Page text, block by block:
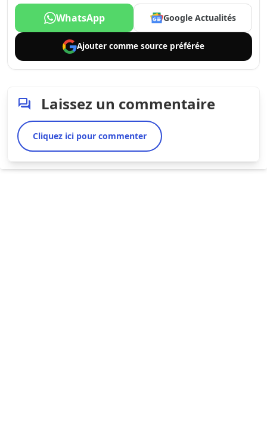
WhatsApp Google Actualités
Ajouter comme source préférée
Laissez un commentaire
Cliquez ici pour commenter